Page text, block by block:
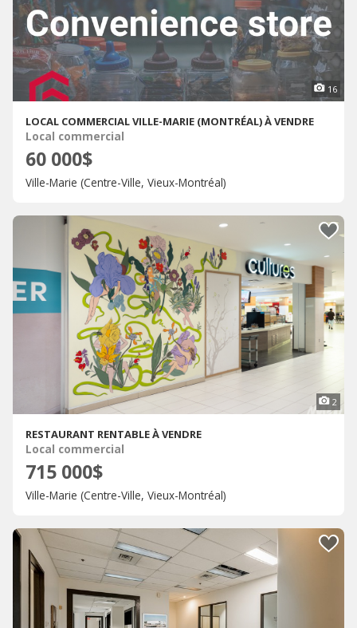
16
LOCAL COMMERCIAL VILLE-MARIE (MONTRÉAL) À VENDRE
Local commercial
60 000$
Ville-Marie (Centre-Ville, Vieux-Montréal)
2
RESTAURANT RENTABLE À VENDRE
Local commercial
715 000$
Ville-Marie (Centre-Ville, Vieux-Montréal)